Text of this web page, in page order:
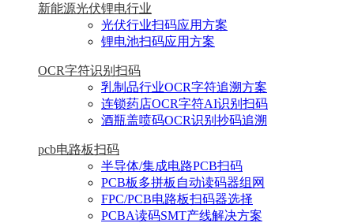
新能源光伏锂电行业
光伏行业扫码应用方案
锂电池扫码应用方案
OCR字符识别扫码
乳制品行业OCR字符追溯方案
连锁药店OCR字符AI识别扫码
酒瓶盖喷码OCR识别抄码追溯
pcb电路板扫码
半导体/集成电路PCB扫码
PCB板多拼板自动读码器组网
FPC/PCB电路板扫码器选择
PCBA读码SMT产线解决方案